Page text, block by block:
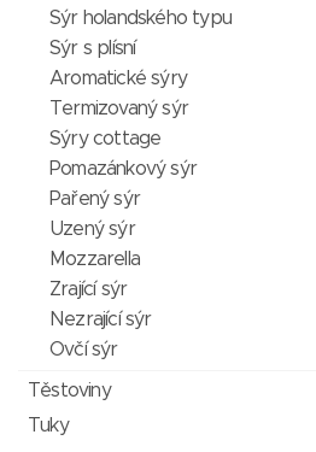
Sýr holandského typu
Sýr s plísní
Aromatické sýry
Termizovaný sýr
Sýry cottage
Pomazánkový sýr
Pařený sýr
Uzený sýr
Mozzarella
Zrající sýr
Nezrající sýr
Ovčí sýr
Těstoviny
Tuky